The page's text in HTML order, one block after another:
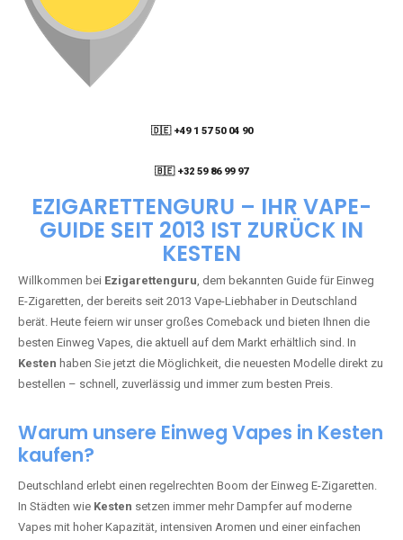
🇩🇪 +49 1 57 50 04 90
🇧🇪 +32 59 86 99 97
EZIGARETTENGURU – IHR VAPE-
GUIDE SEIT 2013 IST ZURÜCK IN
KESTEN
Willkommen bei Ezigarettenguru, dem bekannten Guide für Einweg
E-Zigaretten, der bereits seit 2013 Vape-Liebhaber in Deutschland
berät. Heute feiern wir unser großes Comeback und bieten Ihnen die
besten Einweg Vapes, die aktuell auf dem Markt erhältlich sind. In
Kesten haben Sie jetzt die Möglichkeit, die neuesten Modelle direkt zu
bestellen – schnell, zuverlässig und immer zum besten Preis.
Warum unsere Einweg Vapes in Kesten
kaufen?
Deutschland erlebt einen regelrechten Boom der Einweg E-Zigaretten.
In Städten wie Kesten setzen immer mehr Dampfer auf moderne
Vapes mit hoher Kapazität, intensiven Aromen und einer einfachen